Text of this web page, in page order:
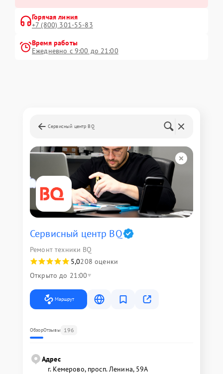
Горячая линия
+7 (800) 301-55-83
Время работы
Ежедневно с 9:00 до 21:00
Сервисный центр BQ
Сервисный центр BQ
Ремонт техники BQ
5,0208 оценки
Открыто до 21:00
Маршрут
ОбзорОтзывы 196
Адрес
г. Кемерово, просп. Ленина, 59А